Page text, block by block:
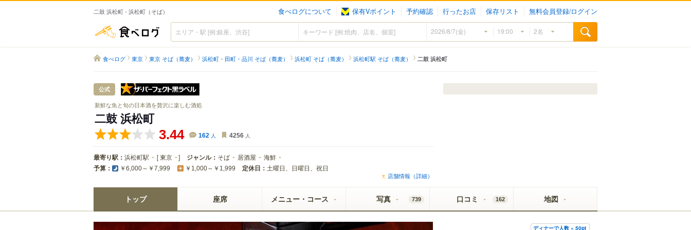
二鼓 浜松町 - 浜松町（そば） 食べログについて 保有Vポイント 予約確認 行ったお店 保存リスト 無料会員登録/ログイン
食べログ
食べログ 東京 東京 そば（蕎麦） 浜松町・田町・品川 そば（蕎麦） 浜松町 そば（蕎麦） 浜松町駅 そば（蕎麦） 二鼓 浜松町
公式
新鮮な魚と旬の日本酒を贅沢に楽しむ酒処
二鼓 浜松町
3.44 162 人 4256 人
最寄り駅： 浜松町駅 [東京 ] ジャンル： そば 居酒屋 海鮮
予算： ￥6,000～￥7,999 ￥1,000～￥1,999 定休日： 土曜日、日曜日、祝日
店舗情報（詳細）
トップ 座席 メニュー・コース 写真 739 口コミ 162 地図
ディナーで人数 × 50pt